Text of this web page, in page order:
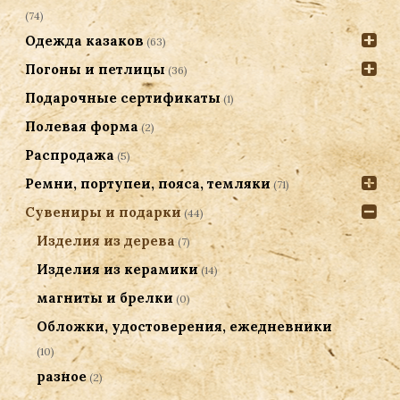
(74)
Одежда казаков (63)
Погоны и петлицы (36)
Подарочные сертификаты (1)
Полевая форма (2)
Распродажа (5)
Ремни, портупеи, пояса, темляки (71)
Сувениры и подарки (44)
Изделия из дерева (7)
Изделия из керамики (14)
магниты и брелки (0)
Обложки, удостоверения, ежедневники
(10)
разное (2)